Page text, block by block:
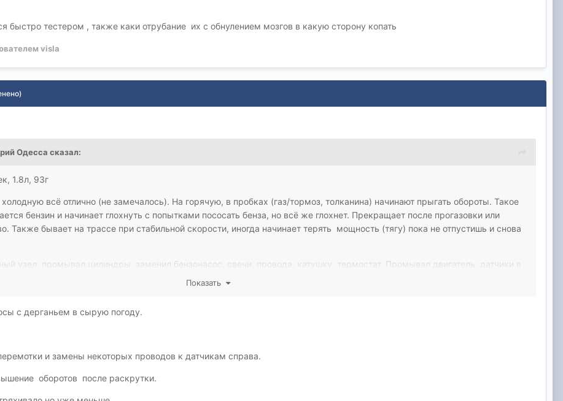
быстро тестером , также каки отрубание их с обнулением мозгов в какую сторону копать
visla
Одесса сказал:
1.8л, 93г
всё отлично (не замечалось). На горячую, в пробках (газ/тормоз, толканина) начинают прыгать обороты. Такое
бензин и начинает глохнуть с попытками пососать бенза, но всё же глохнет. Прекращает после прогазовки или
Также бывает на трассе при стабильной скорости, иногда начинает терять мощность (тягу) пока не отпустишь и снова
узел, промывал цилиндры, заменил бензонасос, свечи, провода, катушку, термостат. Промывал двигатель, датчики в
Показать
с дерганьем в сырую погоду.
и замены некоторых проводов к датчикам справа.
оборотов после раскрутки.